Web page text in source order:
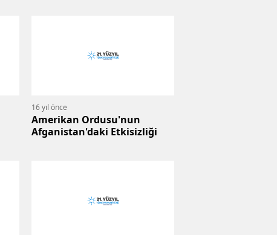
16 yıl önce
Amerikan Ordusu'nun
Afganistan'daki Etkisizliği